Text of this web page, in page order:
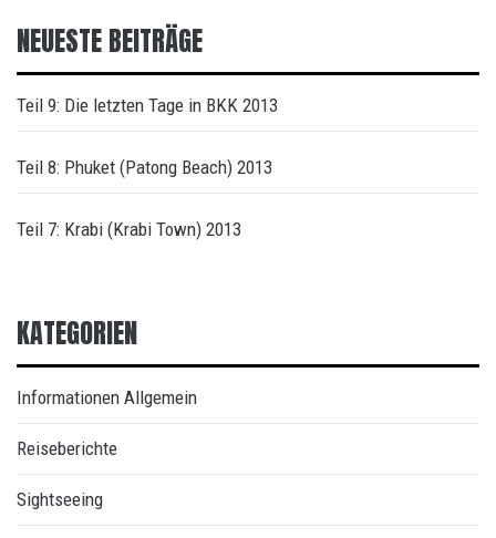
NEUESTE BEITRÄGE
Teil 9: Die letzten Tage in BKK 2013
Teil 8: Phuket (Patong Beach) 2013
Teil 7: Krabi (Krabi Town) 2013
KATEGORIEN
Informationen Allgemein
Reiseberichte
Sightseeing